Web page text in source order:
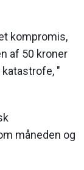
kompromis,
af 50 kroner
"
måneden og